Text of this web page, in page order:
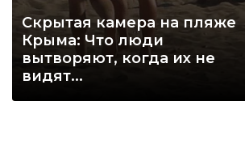
Скрытая камера на пляже
Крыма: Что люди
вытворяют, когда их не
видят...